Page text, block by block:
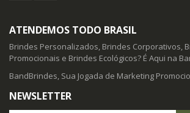
ATENDEMOS TODO BRASIL
Brindes Personalizados, Brindes Corporativos,
Promocionais e Brindes Ecológicos? É Aqui na
BandBrindes, Sua Jogada de Marketing
NEWSLETTER